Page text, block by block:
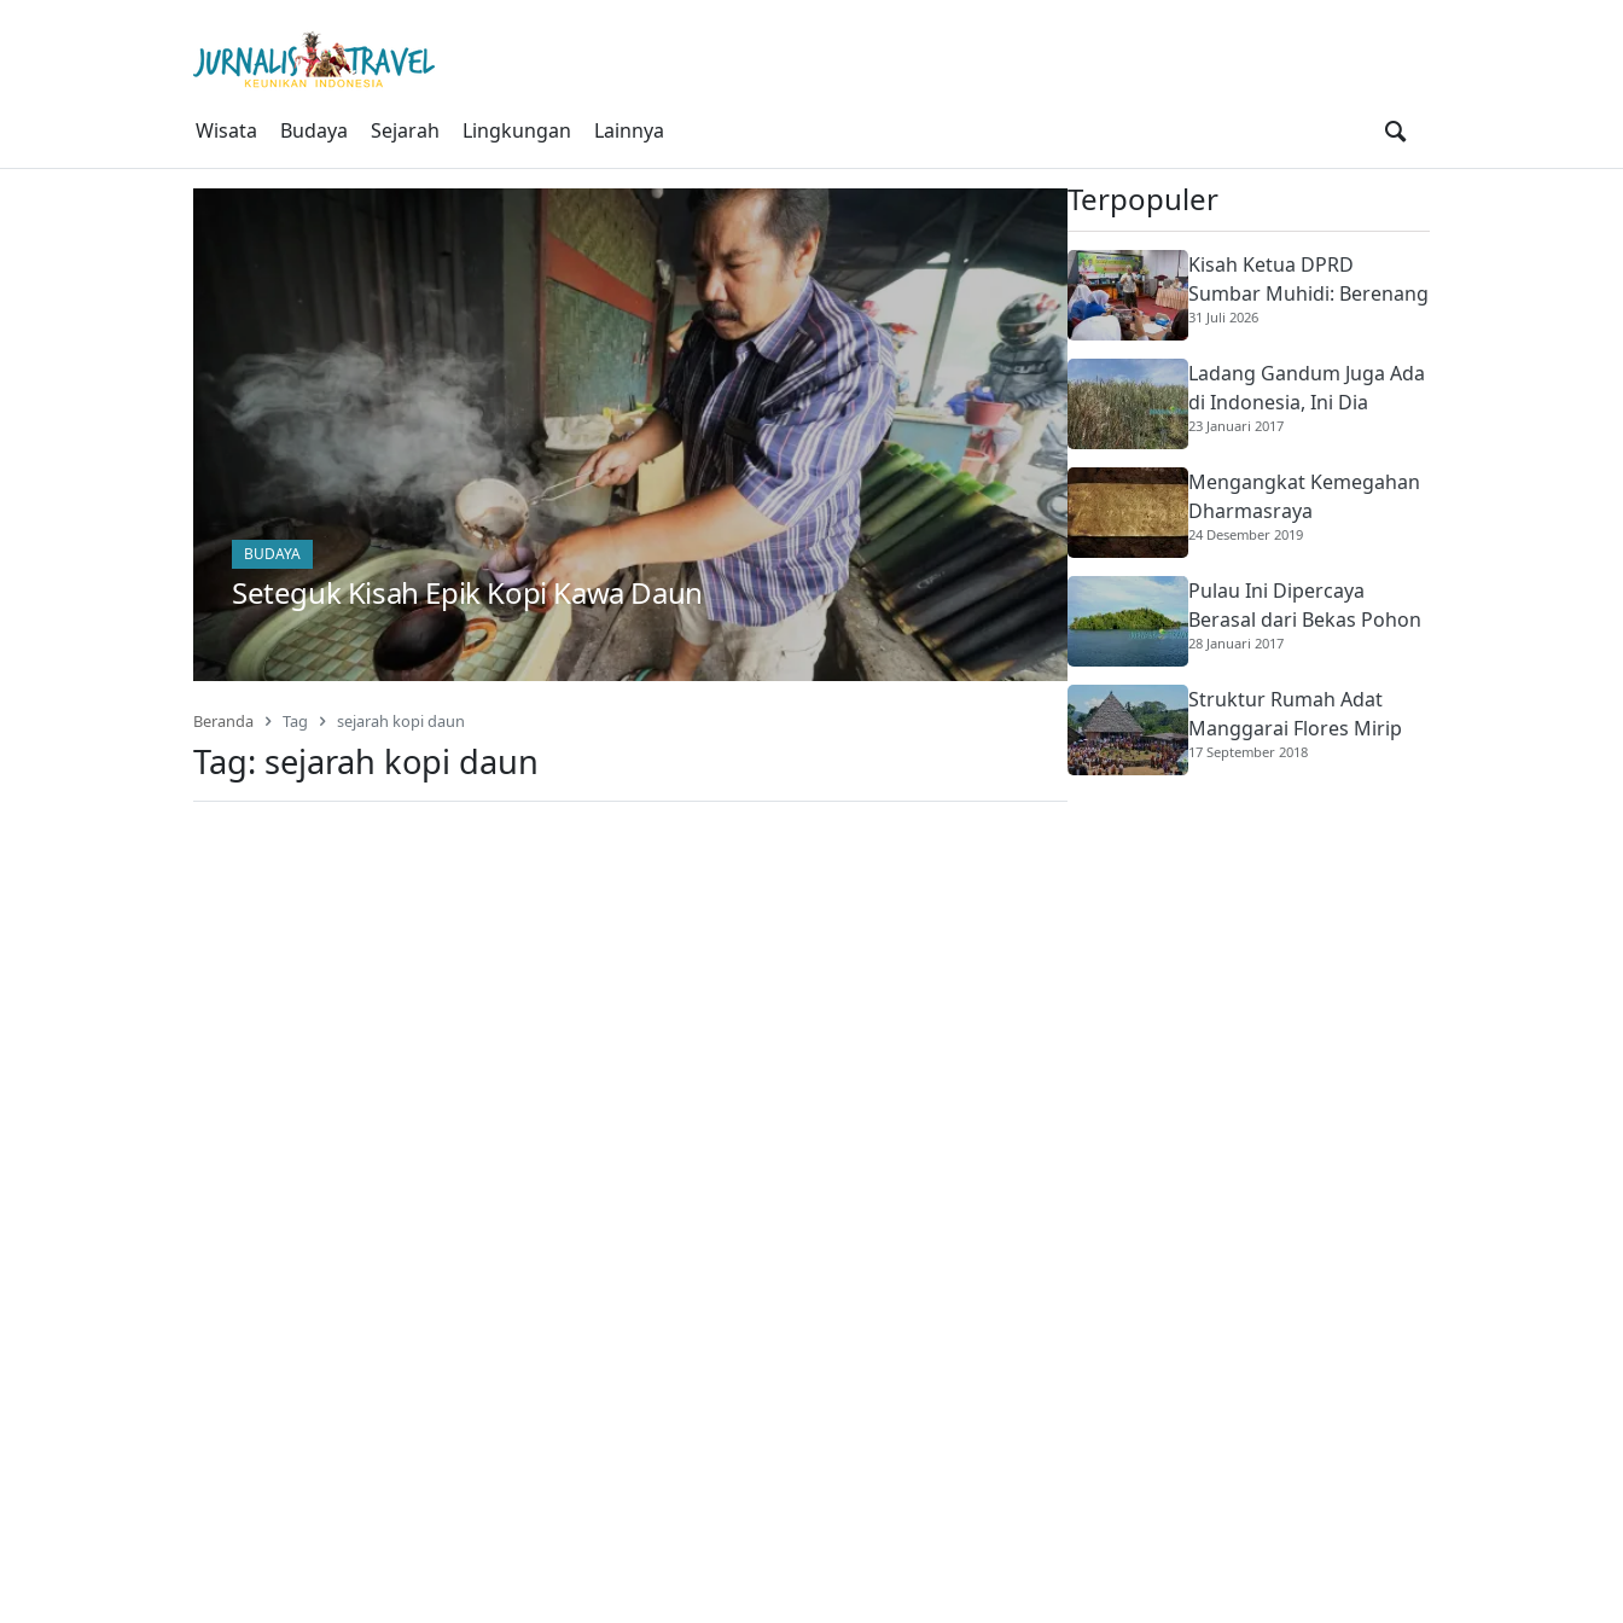
Wisata Budaya Sejarah Lingkungan Lainnya
BUDAYA
Seteguk Kisah Epik Kopi Kawa Daun
Beranda Tag sejarah kopi daun
Tag: sejarah kopi daun
Terpopuler
Kisah Ketua DPRD
Sumbar Muhidi: Berenang
di Sungai Berbuaya Demi
Orang Tua
31 Juli 2026
Ladang Gandum Juga Ada
di Indonesia, Ini Dia
23 Januari 2017
Mengangkat Kemegahan
Dharmasraya
24 Desember 2019
Pulau Ini Dipercaya
Berasal dari Bekas Pohon
Raksasa
28 Januari 2017
Struktur Rumah Adat
Manggarai Flores Mirip
Rumah Gadang
17 September 2018